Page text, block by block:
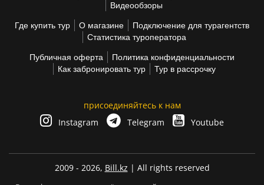
Видеообзоры
Где купить тур О магазине
Подключение для турагентств
Статистика туроператора
Публичная оферта
Политика конфиденциальности
Как забронировать тур
Тур в рассрочку
присоединяйтесь к нам
Instagram
Telegram Youtube
2009 - 2026, Bill.kz | All rights reserved